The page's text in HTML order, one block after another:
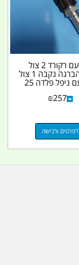
ברז עם רקורד 2 צול
מעבר הברגה נקבה 1 צול
IBC עם ניפל פלדה 25
₪257
לפרטים ורכישה